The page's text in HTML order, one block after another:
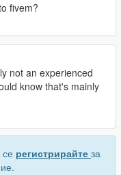
fivem?
not an experienced
know that's mainly
регистрирайте за